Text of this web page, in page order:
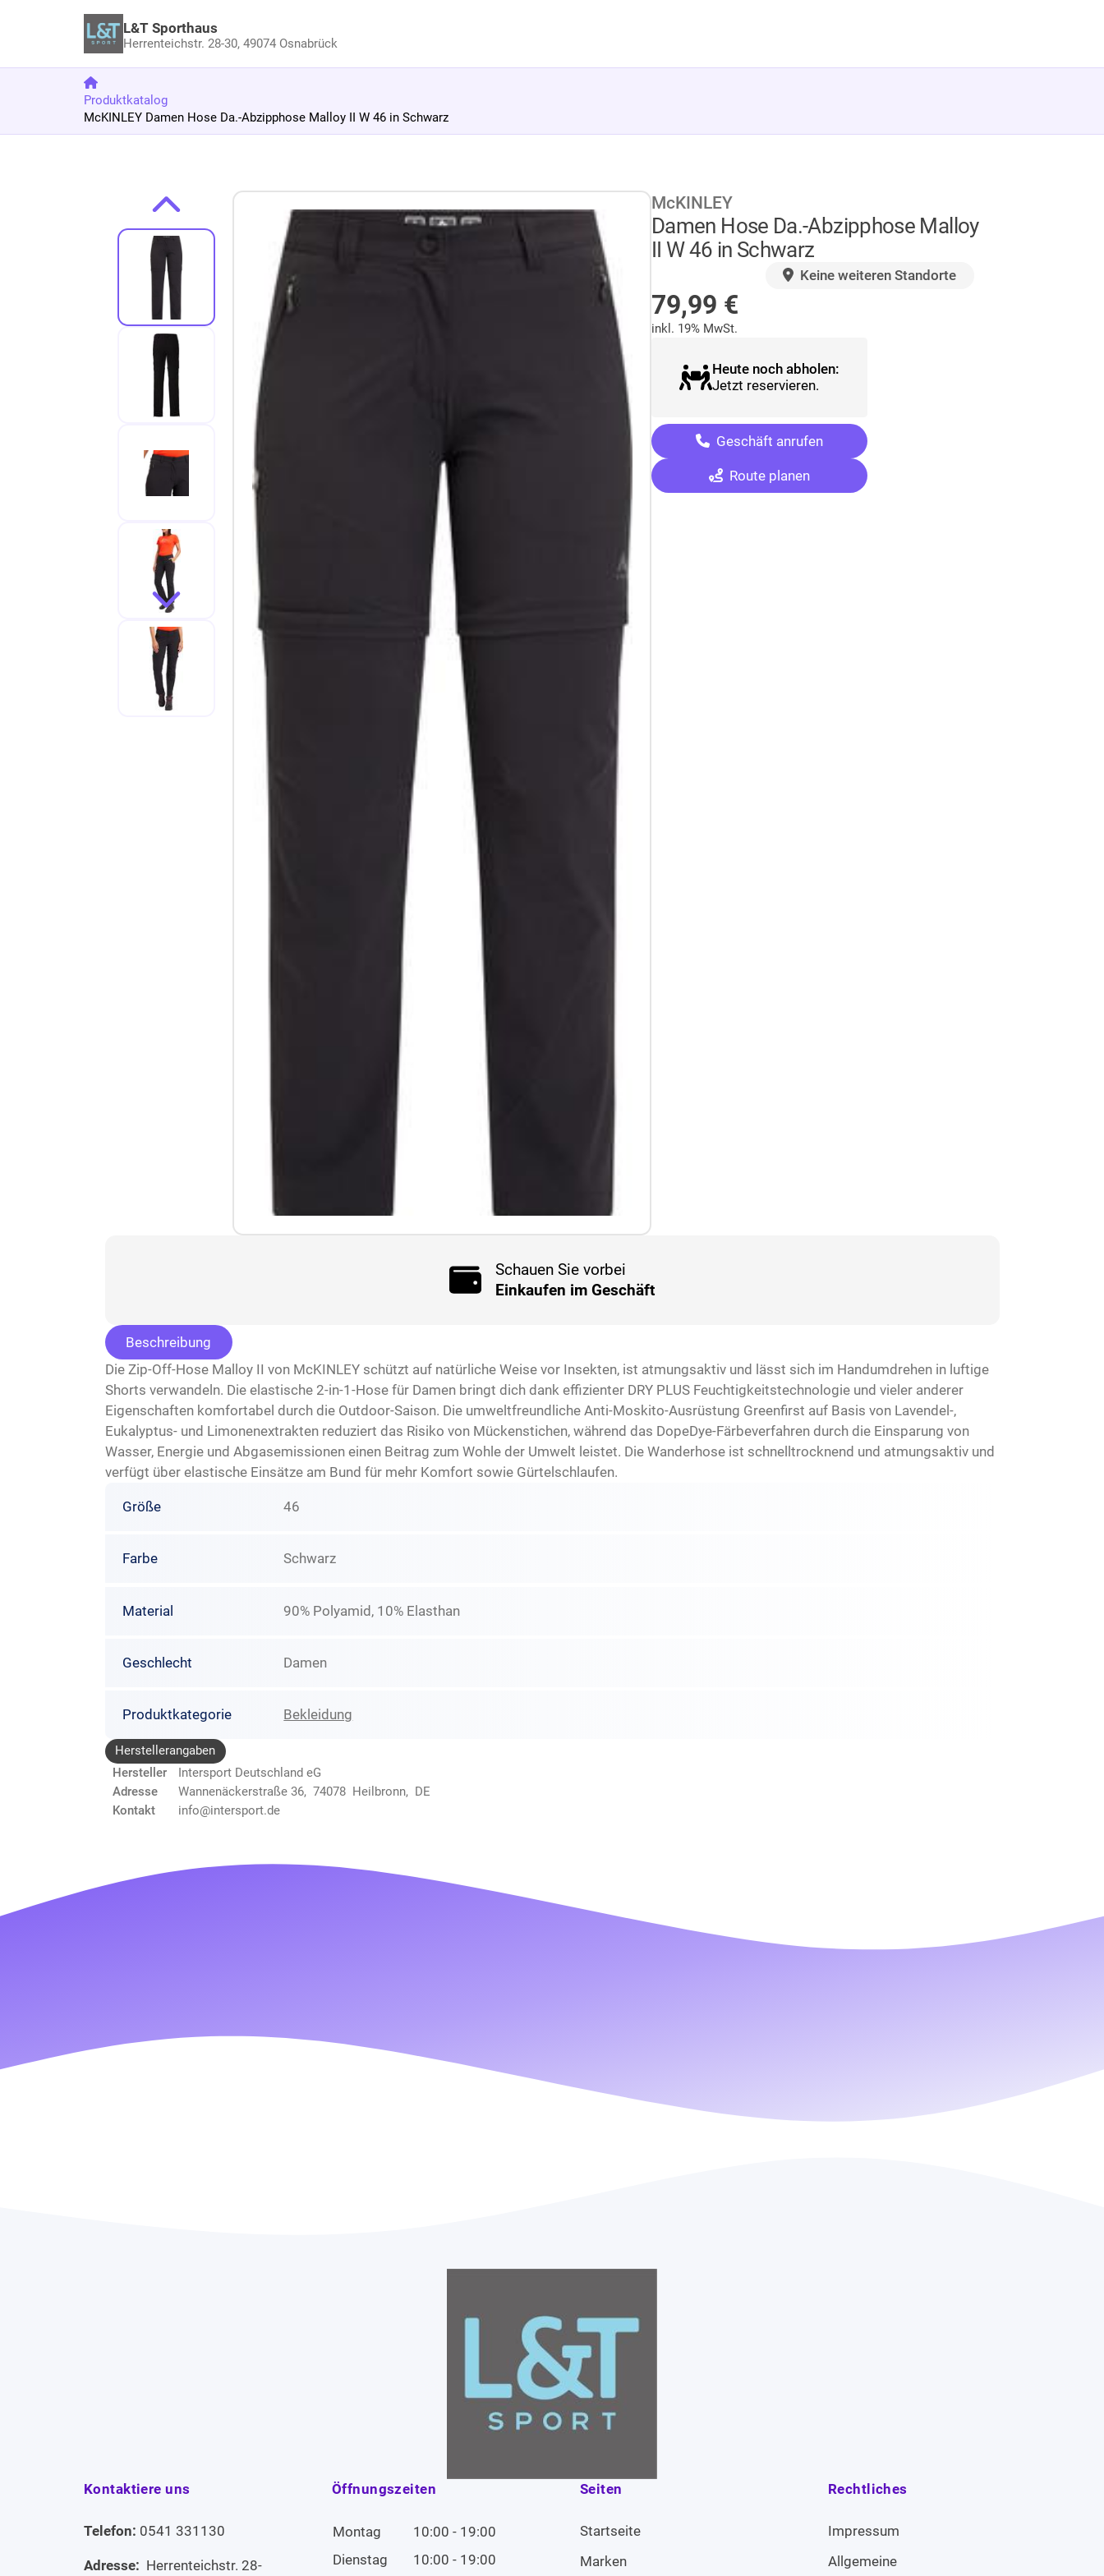
L&T Sporthaus
Herrenteichstr. 28-30,49074 Osnabrück
Produktkatalog
McKINLEY Damen Hose Da.-Abzipphose Malloy II W 46 in Schwarz
Zur Produktbeschreibung springen McKINLEY
Damen Hose Da.-Abzipphose Malloy
II W 46 in Schwarz
Keine weiteren Standorte
79,99 €
inkl. 19% MwSt.
Heute noch abholen:
Jetzt reservieren.
Geschäft anrufen
Route planen
Schauen Sie vorbei
Einkaufen im Geschäft
Beschreibung
Die Zip-Off-Hose Malloy II von McKINLEY schützt auf natürliche Weise vor Insekten, ist atmungsaktiv und lässt sich im Handumdrehen in luftige
Shorts verwandeln. Die elastische 2-in-1-Hose für Damen bringt dich dank effizienter DRY PLUS Feuchtigkeitstechnologie und vieler anderer
Eigenschaften komfortabel durch die Outdoor-Saison. Die umweltfreundliche Anti-Moskito-Ausrüstung Greenfirst auf Basis von Lavendel-,
Eukalyptus- und Limonenextrakten reduziert das Risiko von Mückenstichen, während das DopeDye-Färbeverfahren durch die Einsparung von
Wasser, Energie und Abgasemissionen einen Beitrag zum Wohle der Umwelt leistet. Die Wanderhose ist schnelltrocknend und atmungsaktiv und
verfügt über elastische Einsätze am Bund für mehr Komfort sowie Gürtelschlaufen.
Größe 46
Farbe Schwarz
Material 90% Polyamid, 10% Elasthan
Geschlecht Damen
Produktkategorie Bekleidung
Herstellerangaben
Hersteller
Intersport Deutschland eG
Adresse
Wannenäckerstraße 36, 74078 Heilbronn, DE
Kontakt
info@intersport.de
Kontaktiere uns
Telefon: 0541 331130
Adresse: Herrenteichstr. 28-
Öffnungszeiten
Montag
10:00 - 19:00
Dienstag
10:00 - 19:00
Seiten
Startseite
Marken
Rechtliches
Impressum
Allgemeine